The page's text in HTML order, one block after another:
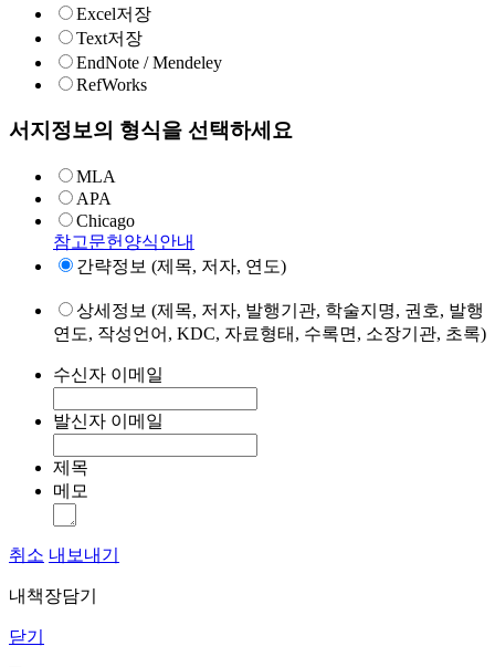
Excel저장
Text저장
EndNote / Mendeley
RefWorks
서지정보의 형식을 선택하세요
MLA
APA
Chicago
참고문헌양식안내
간략정보 (제목, 저자, 연도)
상세정보 (제목, 저자, 발행기관, 학술지명, 권호, 발행
연도, 작성언어, KDC, 자료형태, 수록면, 소장기관, 초록)
수신자 이메일
발신자 이메일
제목
메모
취소 내보내기
내책장담기
닫기